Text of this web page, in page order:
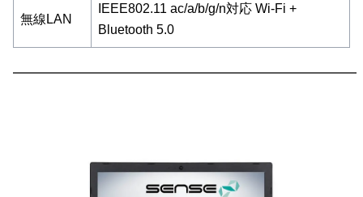
無線LAN
IEEE802.11 ac/a/b/g/n対応 Wi-Fi +
Bluetooth 5.0